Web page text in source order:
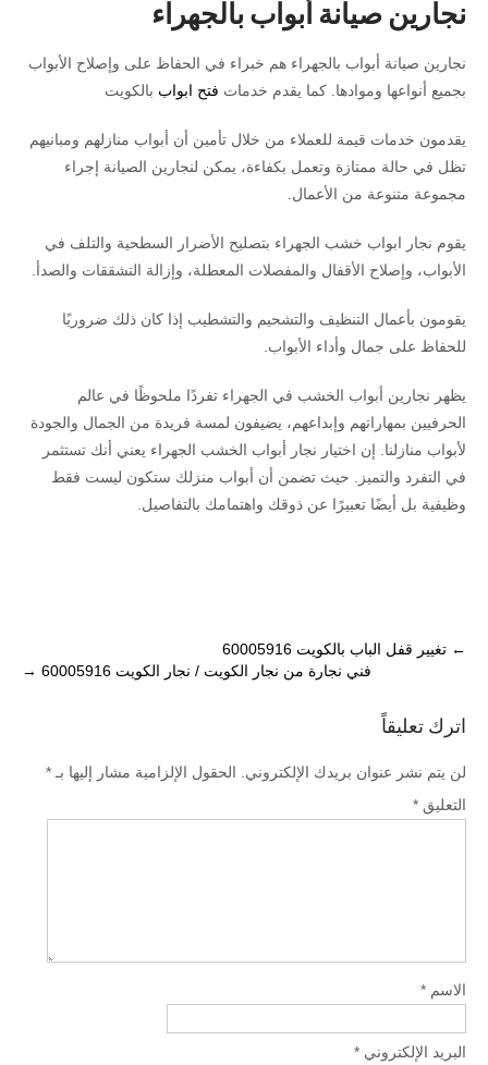
نجارين صيانة أبواب بالجهراء
نجارين صيانة أبواب بالجهراء هم خبراء في الحفاظ على وإصلاح الأبواب
بجميع أنواعها وموادها. كما يقدم خدمات فتح ابواب بالكويت
يقدمون خدمات قيمة للعملاء من خلال تأمين أن أبواب منازلهم ومبانيهم
تظل في حالة ممتازة وتعمل بكفاءة، يمكن لنجارين الصيانة إجراء
مجموعة متنوعة من الأعمال.
يقوم نجار ابواب خشب الجهراء بتصليح الأضرار السطحية والتلف في
الأبواب، وإصلاح الأقفال والمفصلات المعطلة، وإزالة التشققات والصدأ.
يقومون بأعمال التنظيف والتشحيم والتشطيب إذا كان ذلك ضروريًا
للحفاظ على جمال وأداء الأبواب.
يظهر نجارين أبواب الخشب في الجهراء تفردًا ملحوظًا في عالم
الحرفيين بمهاراتهم وإبداعهم، يضيفون لمسة فريدة من الجمال والجودة
لأبواب منازلنا. إن اختيار نجار أبواب الخشب الجهراء يعني أنك تستثمر
في التفرد والتميز. حيث تضمن أن أبواب منزلك ستكون ليست فقط
وظيفية بل أيضًا تعبيرًا عن ذوقك واهتمامك بالتفاصيل.
Post
← تغيير قفل الباب بالكويت 60005916
فني نجارة من نجار الكويت / نجار الكويت 60005916
→
اترك تعليقاً
لن يتم نشر عنوان بريدك الإلكتروني. الحقول الإلزامية مشار إليها بـ *
التعليق *
الاسم *
البريد الإلكتروني *